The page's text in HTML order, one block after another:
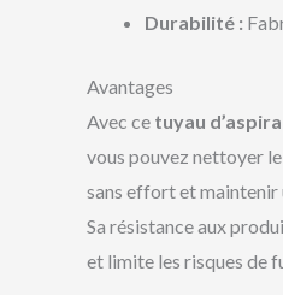
Durabilité :
Avantages
Avec ce tuyau
vous pouvez nettoyer
sans effort et maintenir
Sa résistance aux
et limite les risques de